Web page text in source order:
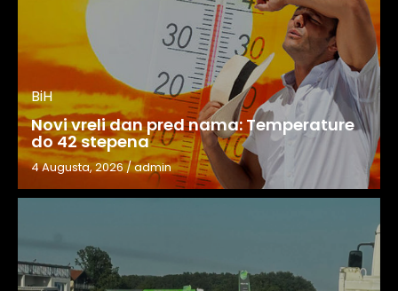
BiH
Novi vreli dan pred nama: Temperature
do 42 stepena
4 Augusta, 2026/admin